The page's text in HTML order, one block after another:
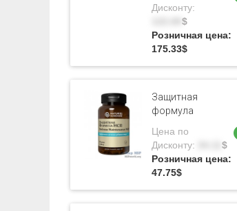
Дисконту:
$
Розничная цена:
175.33$
Защитная
формула
Цена по
Дисконту:
$
Розничная цена:
47.75$